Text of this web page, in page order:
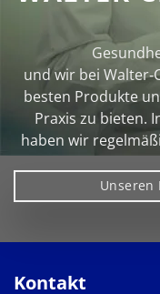
und wir bei
besten Produkte
Praxis zu bieten.
haben wir
Kontakt